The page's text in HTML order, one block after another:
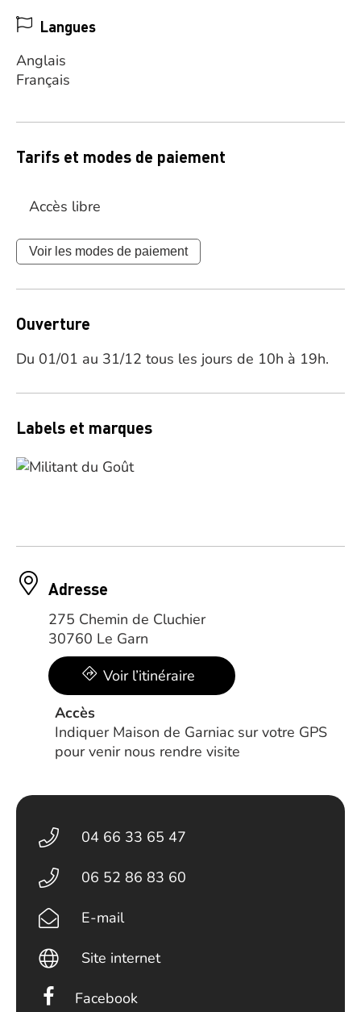
Langues
Anglais
Français
Tarifs et modes de paiement
Accès libre
Voir les modes de paiement
Ouverture
Du 01/01 au 31/12 tous les jours de 10h à 19h.
Labels et marques
Adresse
275 Chemin de Cluchier
30760 Le Garn
Voir l’itinéraire
Accès
Indiquer Maison de Garniac sur votre GPS
pour venir nous rendre visite
04 66 33 65 47
06 52 86 83 60
E-mail
Site internet
Facebook